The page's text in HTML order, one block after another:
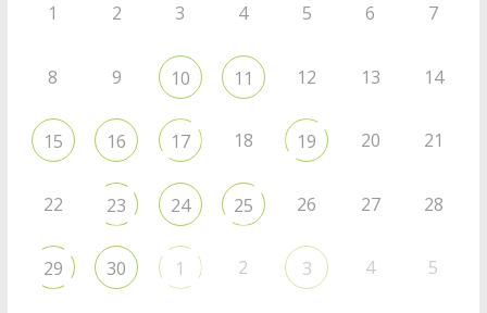
1 2 3 4 5 6 7
8 9 10 11 12 13 14
15 16 17 18 19 20 21
22 23 24 25 26 27 28
29 30 1 2 3 4 5